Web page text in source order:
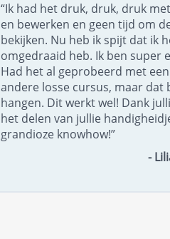
“Ik had het druk, druk, druk
en bewerken en geen tijd om
bekijken. Nu heb ik spijt dat ik
omgedraaid heb. Ik ben super
Had het al geprobeerd met
andere losse cursus, maar dat
hangen. Dit werkt wel! Dank
het delen van jullie
grandioze knowhow!”
-